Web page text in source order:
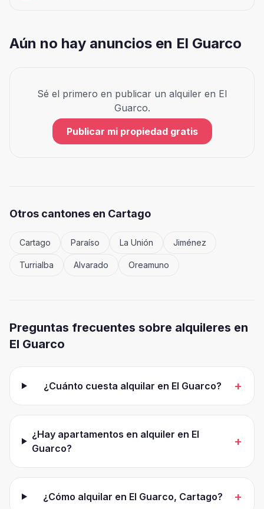
Aún no hay anuncios en El Guarco
Sé el primero en publicar un alquiler en El
Guarco.
Publicar mi propiedad gratis
Otros cantones en Cartago
Cartago Paraíso La Unión Jiménez
Turrialba Alvarado Oreamuno
Preguntas frecuentes sobre alquileres en
El Guarco
¿Cuánto cuesta alquilar en El Guarco? +
¿Hay apartamentos en alquiler en El
Guarco?
+
¿Cómo alquilar en El Guarco, Cartago? +